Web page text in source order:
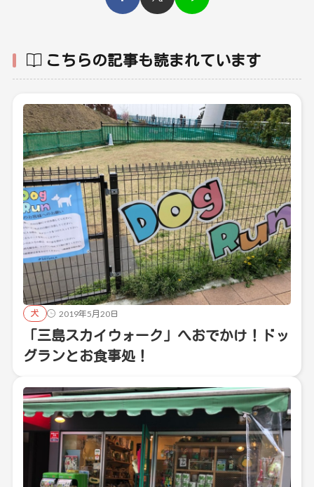
こちらの記事も読まれています
犬 2019年5月20日
「三島スカイウォーク」へおでかけ！ドッ
グランとお食事処！